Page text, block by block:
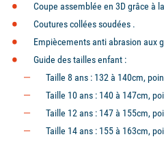
Coupe assemblée en 3D grâce à
Coutures collées soudées .
Empiècements anti abrasion aux
Guide des tailles enfant :
Taille 8 ans : 132 à 140cm,
Taille 10 ans : 140 à 147cm,
Taille 12 ans : 147 à 155cm,
Taille 14 ans : 155 à 163cm,